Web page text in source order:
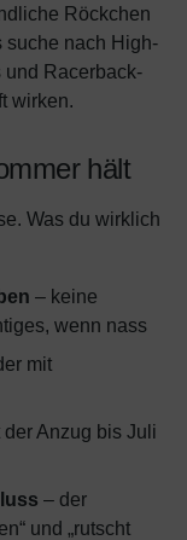
Röckchen
suche nach High-
Racerback-
wirken.
hält
Was du wirklich
– keine
wenn nass
mit
der Anzug bis Juli
– der
und „rutscht